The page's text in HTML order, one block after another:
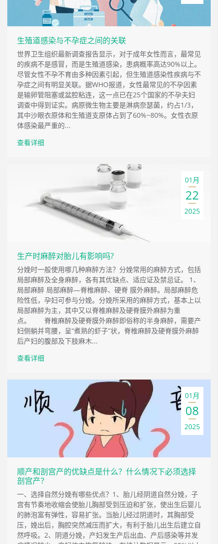
生殖道感染与不孕症之间的关联
世界卫生组织最新调查报告显示，对于成年女性而言，最常见
的疾病不是感冒，而是生殖道感染，患病概率高达90%以上。
尽管女性不孕不育由多种因素引起，但生殖道感染性疾病与不
孕症之间有明显关联。据WHO报道，女性最常见的不孕因素
是输卵管阻塞或盆腔粘连，这一点已在25个国家的不孕夫妇
调查中得到证实。病原微生物主要是淋病奈瑟菌，约占1/3，
其中沙眼衣原体和生殖道支原体占到了60%~80%。女性衣原
体感染最严重的...
查看详细
01月
22
2025
生产时麻醉对胎儿有影响吗?
分娩时一般使用哪几种麻醉方法？分娩常用的麻醉方式，包括
局部麻醉及全身麻醉，各有其优缺点、适应证及禁忌证。 1、
局部麻醉 局部麻醉—脊椎麻醉、硬脊 膜外麻醉。局部麻醉危
险性低，孕妇可参与分娩。分娩所采用的麻醉方式，基本上以
局部麻醉为主，其中又以脊椎麻醉及硬脊膜外麻醉为重
点。 脊椎麻醉及硬脊膜外麻醉即俗称的半身麻醉，需要产
妇侧躺并弯腰，呈“煮熟的虾子”状，脊椎麻醉及硬脊膜外麻醉
后产妇的腹部及下肢麻木...
查看详细
01月
08
2025
顺产和剖宫产的优缺点是什么？什么情况下必须选择
剖宫产？
一、选择自然分娩有哪些优点？1、胎儿经阴道自然分娩，子
宫有节奏地收缩会使胎儿胸部受到压迫和扩张，使出生后婴儿
的肺泡富有弹性，容易扩张。当胎儿经过阴道时，其胸部受
压，娩出后，胸腔突然减压而扩大，有利于胎儿出生后建立自
然呼吸。2、阴道分娩，产妇发生产后出血、产后感染等并发